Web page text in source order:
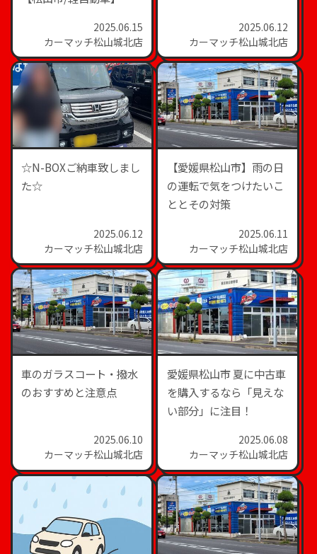
2025.06.15
カーマッチ松山城北店
2025.06.12
カーマッチ松山城北店
☆N-BOXご納車致しまし
た☆
2025.06.12
カーマッチ松山城北店
【愛媛県松山市】雨の日
の運転で気をつけたいこ
ととその対策
2025.06.11
カーマッチ松山城北店
車のガラスコート・撥水
のおすすめと注意点
2025.06.10
カーマッチ松山城北店
愛媛県松山市 夏に中古車
を購入するなら「見えな
い部分」に注目！
2025.06.08
カーマッチ松山城北店